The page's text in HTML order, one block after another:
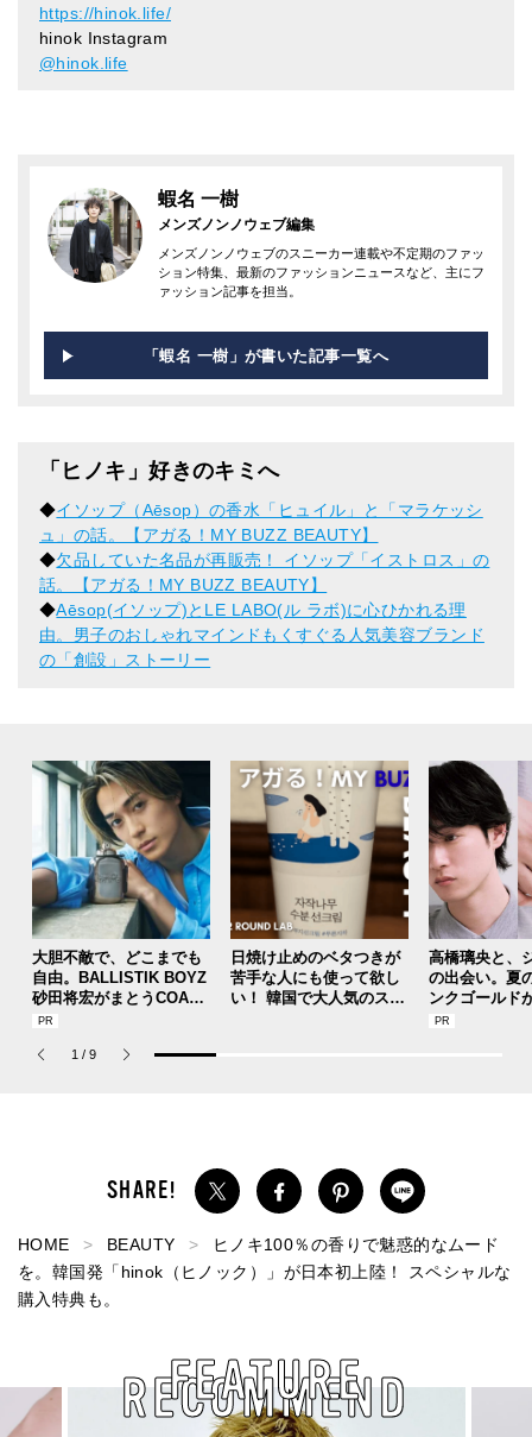
https://hinok.life/
hinok Instagram
@hinok.life
蝦名 一樹
メンズノンノウェブ編集
メンズノンノウェブのスニーカー連載や不定期のファッ
ション特集、最新のファッションニュースなど、主にフ
ァッション記事を担当。
「蝦名 一樹」が書いた記事一覧へ
「ヒノキ」好きのキミへ
◆イソップ（Aēsop）の香水「ヒュイル」と「マラケッシ
ュ」の話。【アガる！MY BUZZ BEAUTY】
◆欠品していた名品が再販売！ イソップ「イストロス」の
話。【アガる！MY BUZZ BEAUTY】
◆Aēsop(イソップ)とLE LABO(ル ラボ)に心ひかれる理
由。男子のおしゃれマインドもくすぐる人気美容ブランド
の「創設」ストーリー
大胆不敵で、どこまでも
自由。BALLISTIK BOYZ
砂田将宏がまとうCOACH
の新作フレグランス「コ
パルファム」
日焼け止めのベタつきが
苦手な人にも使って欲し
い！ 韓国で大人気のスト
高橋璃央と、
の出会い。夏
ンクゴールド
SUMMER
1 / 9
HOME BEAUTY
ヒノキ100％の香りで魅惑的なムード
を。韓国発「hinok（ヒノック）」が日本初上陸！ スペシャルな
購入特典も。
RECOMMEND
FEATURE